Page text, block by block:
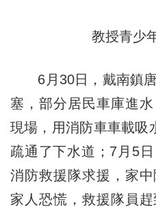
教授青少
6月30日，戴南鎮唐
塞，部分居民車庫進
現場，用消防車車載吸
疏通了下水道；7月5
消防救援隊求援，家
家人恐慌，救援隊員